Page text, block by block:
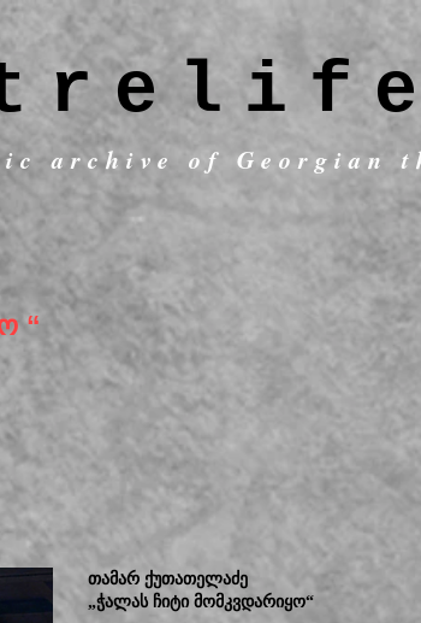
archive of Georgian
თამარ ქუთათელაძე
„ჭალას ჩიტი მომკვდარიყო“